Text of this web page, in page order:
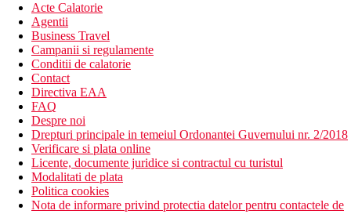
Acte Calatorie
Agentii
Business Travel
Campanii si regulamente
Conditii de calatorie
Contact
Directiva EAA
FAQ
Despre noi
Drepturi principale in temeiul Ordonantei Guvernului nr. 2/2018
Verificare si plata online
Licente, documente juridice si contractul cu turistul
Modalitati de plata
Politica cookies
Nota de informare privind protectia datelor pentru contactele de